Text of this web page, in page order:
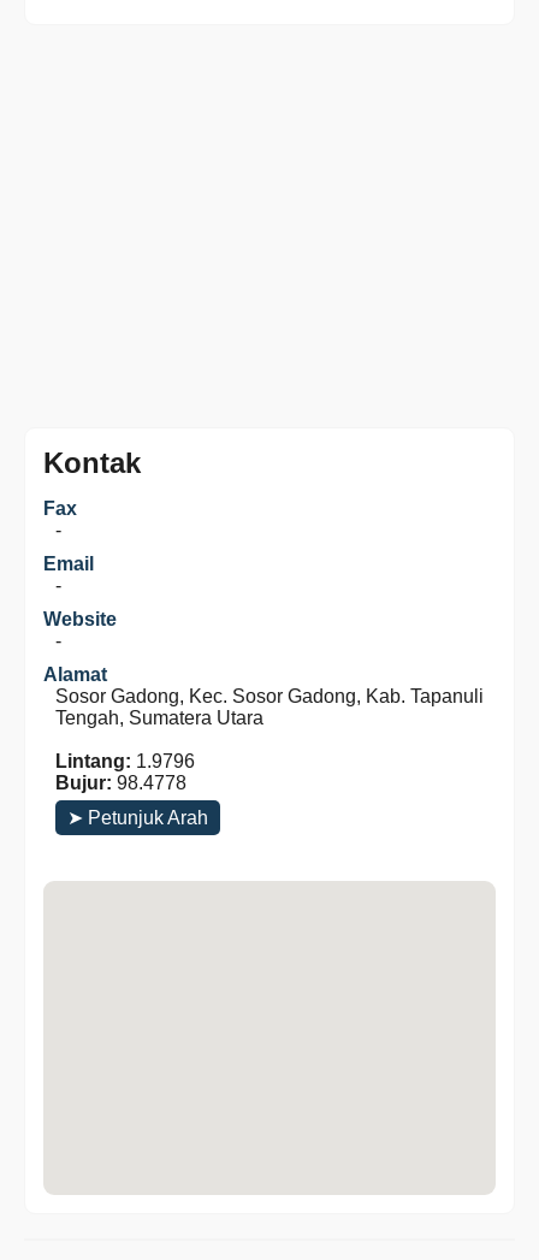
Kontak
Fax
-
Email
-
Website
-
Alamat
Sosor Gadong, Kec. Sosor Gadong, Kab. Tapanuli
Tengah, Sumatera Utara
Lintang: 1.9796
Bujur: 98.4778
➤ Petunjuk Arah